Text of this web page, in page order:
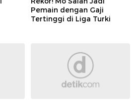
Pemain dengan Gaji
Tertinggi di Liga Turki